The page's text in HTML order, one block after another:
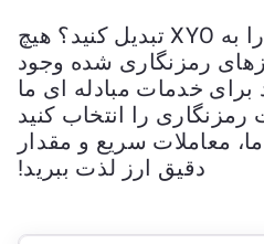
نمی خواهید TON را به XYO تبدیل کنید؟ هیچ
رمزنگاری شده وجود
برای خدمات مبادله ای ما
را انتخاب کنید
معاملات سریع و مقدار
دقیق ارز لذت ببرید!